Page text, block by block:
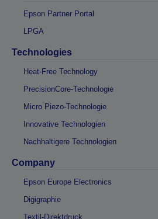
Epson Partner Portal
LPGA
Technologies
Heat-Free Technology
PrecisionCore-Technologie
Micro Piezo-Technologie
Innovative Technologien
Nachhaltigere Technologien
Company
Epson Europe Electronics
Digigraphie
Textil-Direktdruck